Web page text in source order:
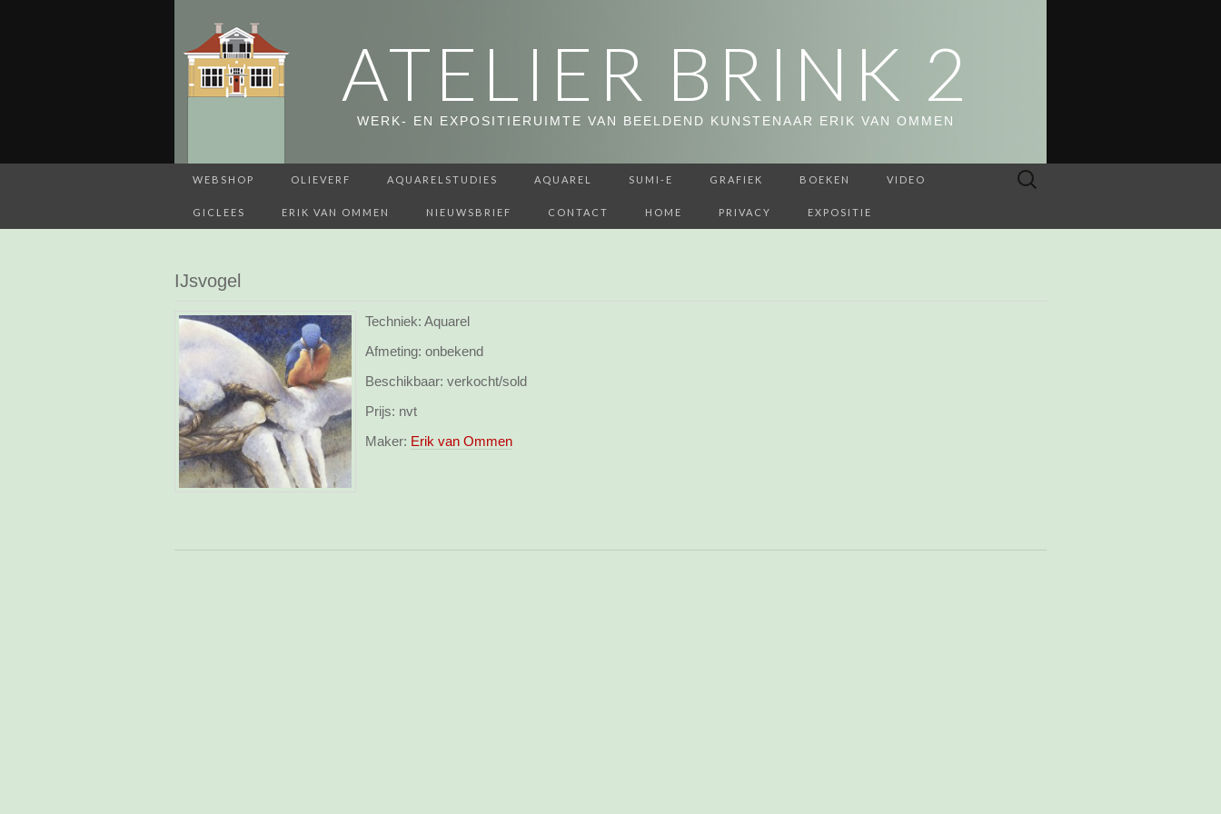
ATELIER BRINK 2
WERK- EN EXPOSITIERUIMTE VAN BEELDEND KUNSTENAAR ERIK VAN OMMEN
WEBSHOP OLIEVERF AQUARELSTUDIES AQUAREL SUMI-E GRAFIEK BOEKEN VIDEO
GICLEES ERIK VAN OMMEN NIEUWSBRIEF CONTACT HOME PRIVACY EXPOSITIE
Zoeken
IJsvogel
Techniek: Aquarel
Afmeting: onbekend
Beschikbaar: verkocht/sold
Prijs: nvt
Maker: Erik van Ommen